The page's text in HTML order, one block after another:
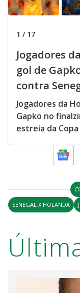
1 / 17
Jogadores
gol de
contra
Jogadores da
Gapko no
estreia da Copa
SENEGAL X HOLANDA